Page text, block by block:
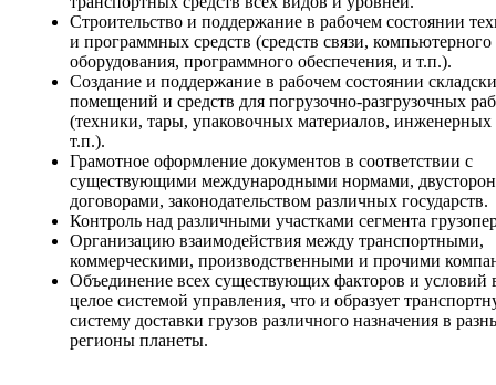
Строительство и поддержание в рабочем состоянии
и программных средств (средств связи, компьютерного
оборудования, программного обеспечения, и т.п.).
Создание и поддержание в рабочем состоянии
помещений и средств для погрузочно-разгрузочных
(техники, тары, упаковочных материалов, инженерных
т.п.).
Грамотное оформление документов в соответствии с
существующими международными нормами,
договорами, законодательством различных государств.
Контроль над различными участками сегмента
Организацию взаимодействия между транспортными,
коммерческими, производственными и прочими
Объединение всех существующих факторов и условий
целое системой управления, что и образует
систему доставки грузов различного назначения в
регионы планеты.